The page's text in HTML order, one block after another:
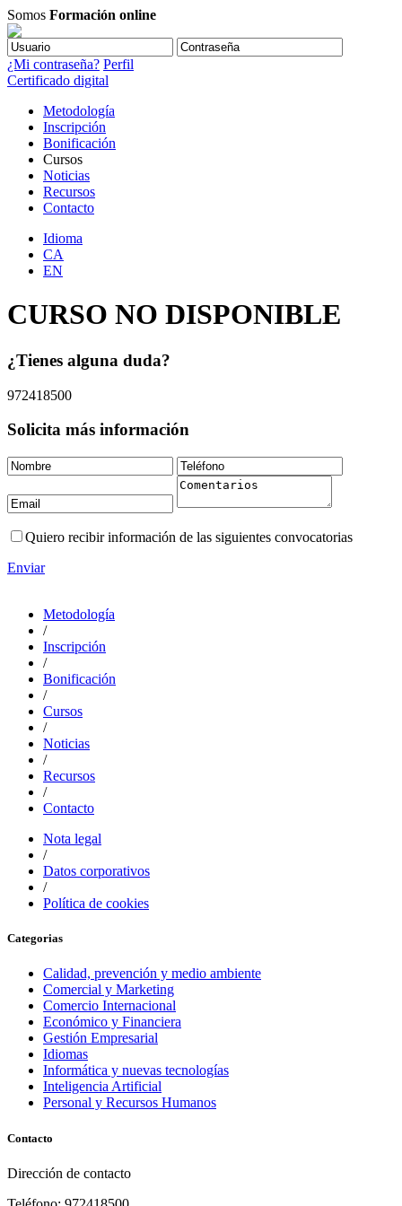
Somos Formación online
¿Mi contraseña? Perfil
Certificado digital
Metodología
Inscripción
Bonificación
Cursos
Noticias
Recursos
Contacto
Idioma
CA
EN
CURSO NO DISPONIBLE
¿Tienes alguna duda?
972418500
Solicita más información
Quiero recibir información de las siguientes convocatorias
Enviar
Metodología
/
Inscripción
/
Bonificación
/
Cursos
/
Noticias
/
Recursos
/
Contacto
Nota legal
/
Datos corporativos
/
Política de cookies
Categorias
Calidad, prevención y medio ambiente
Comercial y Marketing
Comercio Internacional
Económico y Financiera
Gestión Empresarial
Idiomas
Informática y nuevas tecnologías
Inteligencia Artificial
Personal y Recursos Humanos
Contacto
Dirección de contacto